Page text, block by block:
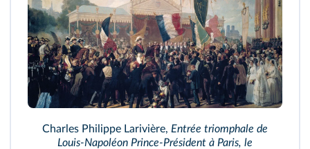
Charles Philippe Larivière, Entrée triomphale de
Louis‑Napoléon Prince‑Président à Paris, le